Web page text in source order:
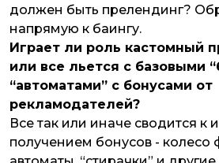
должен быть прелендинг?
напрямую к баингу.
Играет ли роль кастомный
или все льется с базовыми
“автоматами” с бонусами от
рекламодателей?
Все так или иначе сводится к
получением бонусов - колесо